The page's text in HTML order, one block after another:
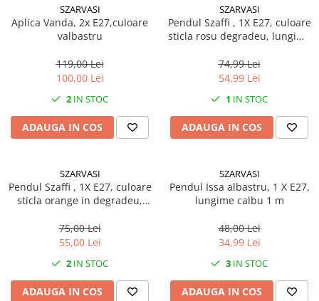
SZARVASI
Aplica Vanda, 2x E27,culoare
valbastru
119,00 Lei
100,00 Lei
2 IN STOC
ADAUGA IN COS
SZARVASI
Pendul Szaffi , 1X E27, culoare
sticla rosu degradeu, lungime
74,99 Lei
54,99 Lei
1 IN STOC
ADAUGA IN COS
SZARVASI
Pendul Szaffi , 1X E27, culoare
sticla orange in degradeu,
75,00 Lei
55,00 Lei
2 IN STOC
ADAUGA IN COS
SZARVASI
Pendul Issa albastru, 1 X E27,
lungime calbu 1 m
48,00 Lei
34,99 Lei
3 IN STOC
ADAUGA IN COS